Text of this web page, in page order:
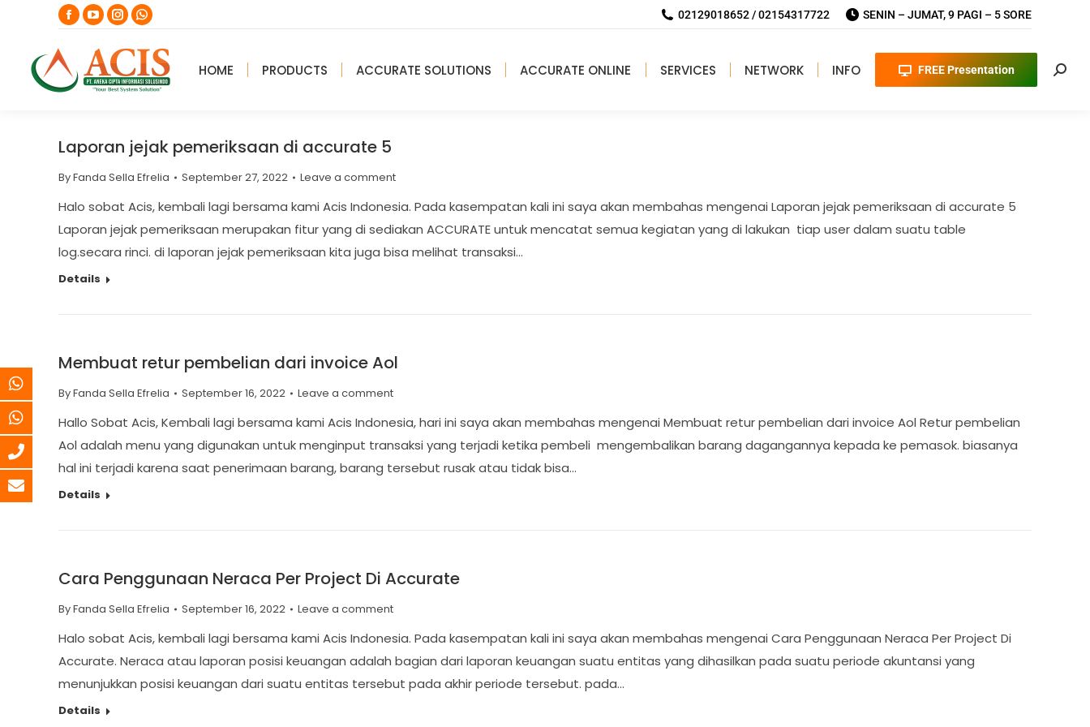
Facebook
page
opens
in
YouTube
page
opens
in
Instagram
page
opens
in
Whatsapp
page
opens
in
02129018652 / 02154317722 SENIN – JUMAT, 9 PAGI – 5 SORE
HOME PRODUCTS ACCURATE SOLUTIONS ACCURATE ONLINE SERVICES NETWORK INFO FREE Presentation
Laporan jejak pemeriksaan di accurate 5
ByFanda Sella Efrelia September 27, 2022 Leave a comment
Halo sobat Acis, kembali lagi bersama kami Acis Indonesia. Pada kasempatan kali ini saya akan membahas mengenai Laporan jejak pemeriksaan di accurate 5
Laporan jejak pemeriksaan merupakan fitur yang di sediakan ACCURATE untuk mencatat semua kegiatan yang di lakukan tiap user dalam suatu table
log.secara rinci. di laporan jejak pemeriksaan kita juga bisa melihat transaksi…
Details
Membuat retur pembelian dari invoice Aol
ByFanda Sella Efrelia September 16, 2022 Leave a comment
Hallo Sobat Acis, Kembali lagi bersama kami Acis Indonesia, hari ini saya akan membahas mengenai Membuat retur pembelian dari invoice Aol Retur pembelian
Aol adalah menu yang digunakan untuk menginput transaksi yang terjadi ketika pembeli mengembalikan barang dagangannya kepada ke pemasok. biasanya
hal ini terjadi karena saat penerimaan barang, barang tersebut rusak atau tidak bisa…
Details
Cara Penggunaan Neraca Per Project Di Accurate
ByFanda Sella Efrelia September 16, 2022 Leave a comment
Halo sobat Acis, kembali lagi bersama kami Acis Indonesia. Pada kasempatan kali ini saya akan membahas mengenai Cara Penggunaan Neraca Per Project Di
Accurate. Neraca atau laporan posisi keuangan adalah bagian dari laporan keuangan suatu entitas yang dihasilkan pada suatu periode akuntansi yang
menunjukkan posisi keuangan dari suatu entitas tersebut pada akhir periode tersebut. pada…
Details